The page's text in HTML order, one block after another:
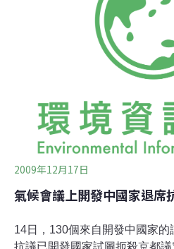
大發展。他說，雖然開發中國
願接受強制性的減碳目標，但
利用資金援助與技術移轉作誘
碳。「只要開發中國家有承諾
給錢，給技術。」范建得分析
檯面，給急需援助的開發中國
億美元的資金；這些錢雖仍
2009年12月17日
氣候會議上開發中國家退席
14日，130個來自開發中國家的
抗議已開發國家試圖扼殺京都